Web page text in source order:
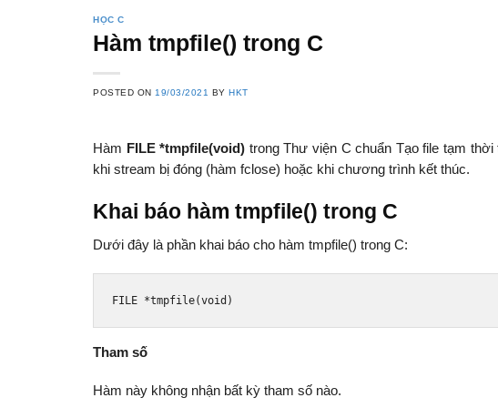
HỌC C
Hàm tmpfile() trong C
POSTED ON 19/03/2021 BYHKT
Hàm FILE *tmpfile(void) trong Thư viện C chuẩn Tạo file tạm
khi stream bị đóng (hàm fclose) hoặc khi chương trình kết thúc.
Khai báo hàm tmpfile() trong C
Dưới đây là phần khai báo cho hàm tmpfile() trong C:
FILE *tmpfile(void )
Tham số
Hàm này không nhận bất kỳ tham số nào.